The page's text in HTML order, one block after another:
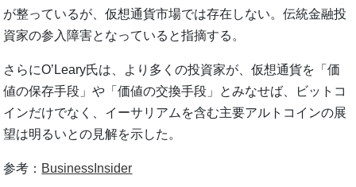
が整っているが、仮想通貨市場では存在しない。伝統金融投
資家の参入障害となっていると指摘する。
さらにO’Leary氏は、より多くの投資家が、仮想通貨を「価
値の保存手段」や「価値の交換手段」とみなせば、ビットコ
インだけでなく、イーサリアムを含む主要アルトコインの展
望は明るいとの見解を示した。
参考： BusinessInsider